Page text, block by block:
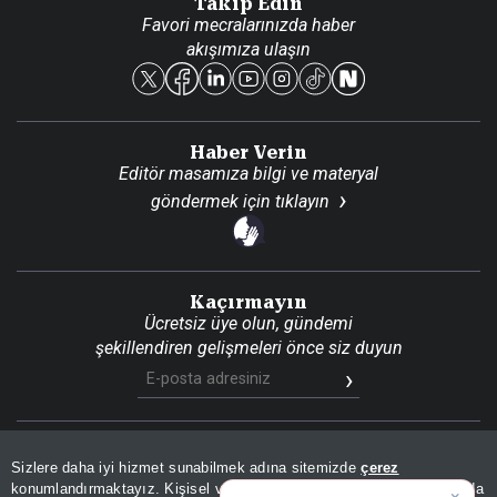
Sizlere daha iyi hizmet sunabilmek adına sitemizdeçerez
konumlandırmaktayız. Kişisel verileriniz, KVKK ve GDPR kapsamında
Reklam Ver
Takip Edin
Favori mecralarınızda haber
akışımıza ulaşın
Haber Verin
Editör masamıza bilgi ve materyal
göndermek için tıklayın
Kaçırmayın
Ücretsiz üye olun, gündemi
şekillendiren gelişmeleri önce siz duyun
Son DakikaSite HaritasıRSSKVKK Aydınlatma Metni
Gizlilik PolitikasıÇerez Politikası